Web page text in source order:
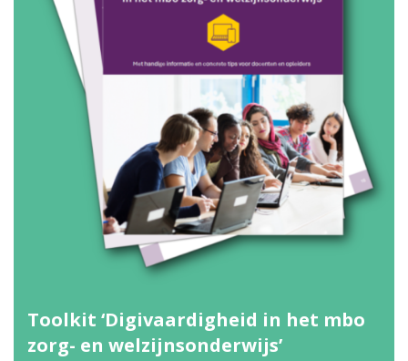
Toolkit ‘Digivaardigheid in het mbo
zorg- en welzijnsonderwijs’